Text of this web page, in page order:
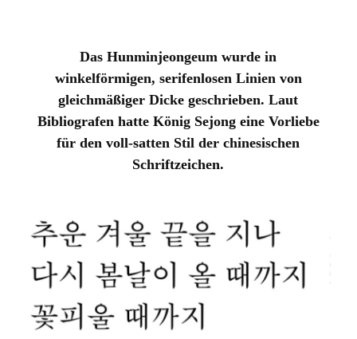
Das Hunminjeongeum wurde in
winkelförmigen, serifenlosen Linien von
gleichmäßiger Dicke geschrieben. Laut
Bibliografen hatte König Sejong eine Vorliebe
für den voll-satten Stil der chinesischen
Schriftzeichen.